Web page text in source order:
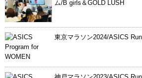
ム/B girls＆GOLD LUSH
東京マラソン2024/ASICS